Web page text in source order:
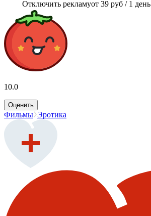
Отключить рекламуот 39 руб / 1 день
10.0
Оценить
Фильмы Эротика